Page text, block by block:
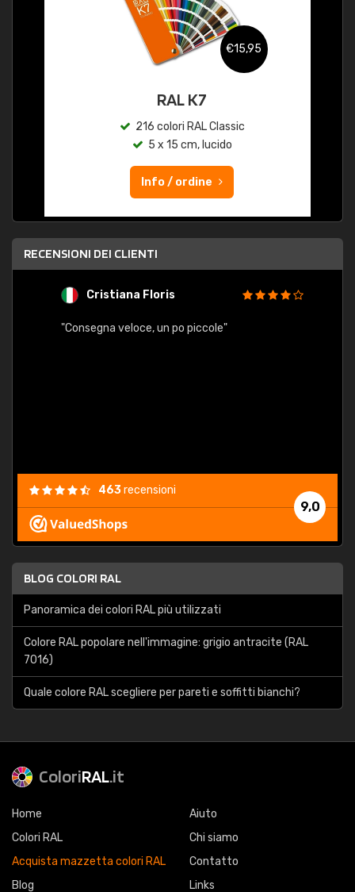
€15,95
RAL K7
216 colori RAL Classic
5 x 15 cm, lucido
Info / ordine
RECENSIONI DEI CLIENTI
Cristiana Floris
"Consegna veloce, un po piccole"
9,0
463recensioni
BLOG COLORI RAL
Panoramica dei colori RAL più utilizzati
Colore RAL popolare nell'immagine: grigio antracite (RAL
7016)
Quale colore RAL scegliere per pareti e soffitti bianchi?
ColoriRAL.it
Home
Colori RAL
Acquista mazzetta colori RAL
Blog
Aiuto
Chi siamo
Contatto
Links